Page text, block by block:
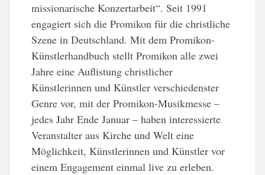
missionarische Konzertarbeit“. Seit 1991
engagiert sich die Promikon für die christliche
Szene in Deutschland. Mit dem Promikon-
Künstlerhandbuch stellt Promikon alle zwei
Jahre eine Auflistung christlicher
Künstlerinnen und Künstler verschiedenster
Genre vor, mit der Promikon-Musikmesse –
jedes Jahr Ende Januar – haben interessierte
Veranstalter aus Kirche und Welt eine
Möglichkeit, Künstlerinnen und Künstler vor
einem Engagement einmal live zu erleben.